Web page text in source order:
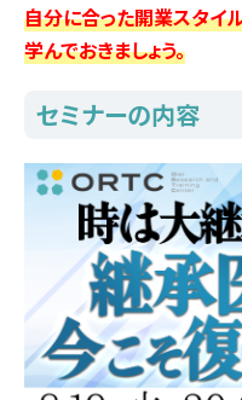
自分に合った開業スタイ
学んでおきましょう。
セミナーの内容